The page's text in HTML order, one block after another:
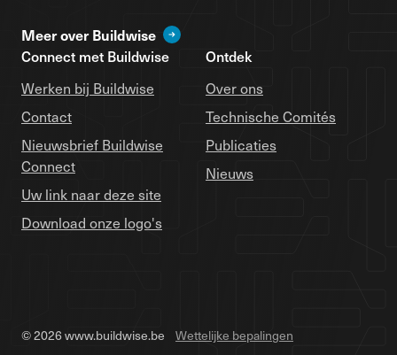
Meer over Buildwise
Connect met Buildwise
Werken bij Buildwise
Contact
Nieuwsbrief Buildwise
Connect
Uw link naar deze site
Download onze logo's
Ontdek
Over ons
Technische Comités
Publicaties
Nieuws
© 2026 www.buildwise.be
Wettelijke bepalingen